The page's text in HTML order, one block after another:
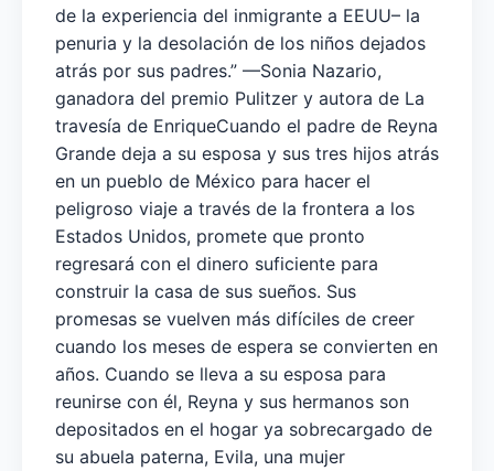
de la experiencia del inmigrante a EEUU– la
penuria y la desolación de los niños dejados
atrás por sus padres.” —Sonia Nazario,
ganadora del premio Pulitzer y autora de La
travesía de EnriqueCuando el padre de Reyna
Grande deja a su esposa y sus tres hijos atrás
en un pueblo de México para hacer el
peligroso viaje a través de la frontera a los
Estados Unidos, promete que pronto
regresará con el dinero suficiente para
construir la casa de sus sueños. Sus
promesas se vuelven más difíciles de creer
cuando los meses de espera se convierten en
años. Cuando se lleva a su esposa para
reunirse con él, Reyna y sus hermanos son
depositados en el hogar ya sobrecargado de
su abuela paterna, Evila, una mujer